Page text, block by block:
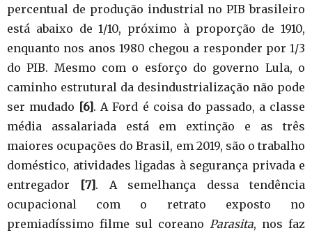
percentual de produção industrial no PIB brasileiro
está abaixo de 1/10, próximo à proporção de 1910,
enquanto nos anos 1980 chegou a responder por 1/3
do PIB. Mesmo com o esforço do governo Lula, o
caminho estrutural da desindustrialização não pode
ser mudado [6]. A Ford é coisa do passado, a classe
média assalariada está em extinção e as três
maiores ocupações do Brasil, em 2019, são o trabalho
doméstico, atividades ligadas à segurança privada e
entregador [7]. A semelhança dessa tendência
ocupacional com o retrato exposto no
premiadíssimo filme sul coreano Parasita, nos faz